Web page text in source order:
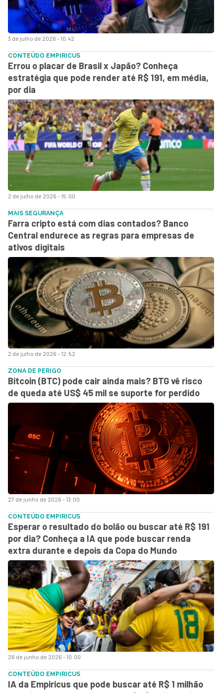
3 de julho de 2026 - 10:42
2 de julho de 2026 - 15:00
CONTEÚDO EMPIRICUS
Errou o placar de Brasil x Japão? Conheça
estratégia que pode render até R$ 191, em média,
por dia
2 de julho de 2026 - 12:52
MAIS SEGURANÇA
Farra cripto está com dias contados? Banco
Central endurece as regras para empresas de
ativos digitais
27 de junho de 2026 - 13:00
ZONA DE PERIGO
Bitcoin (BTC) pode cair ainda mais? BTG vê risco
de queda até US$ 45 mil se suporte for perdido
26 de junho de 2026 - 10:00
CONTEÚDO EMPIRICUS
Esperar o resultado do bolão ou buscar até R$ 191
por dia? Conheça a IA que pode buscar renda
extra durante e depois da Copa do Mundo
CONTEÚDO EMPIRICUS
IA da Empiricus que pode buscar até R$ 1 milhão